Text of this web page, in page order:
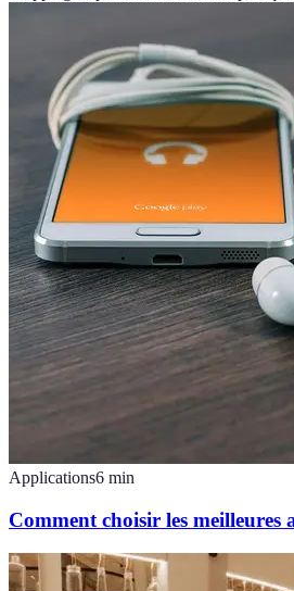
Applications6 min
Comment choisir les meilleures